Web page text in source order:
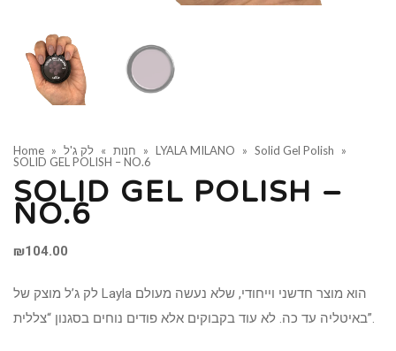
Home » חנות » לק ג'ל » LYALA MILANO » Solid Gel Polish
»
SOLID GEL POLISH – NO.6
SOLID GEL POLISH –
NO.6
₪104.00
לק ג’ל מוצק של Layla הוא מוצר חדשני וייחודי, שלא נעשה מעולם
באיטליה עד כה. לא עוד בקבוקים אלא פודים נוחים בסגנון “צללית”.